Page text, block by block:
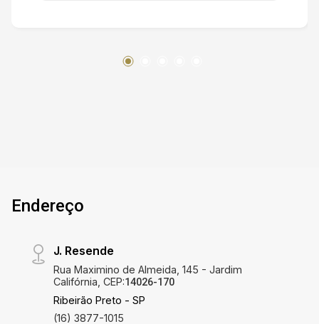
Endereço
J. Resende
Rua Maximino de Almeida, 145 - Jardim
Califórnia, CEP:14026-170
Ribeirão Preto - SP
(16) 3877-1015